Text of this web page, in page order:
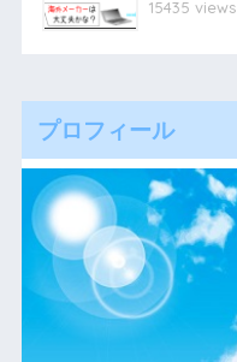
15435 views
プロフィール